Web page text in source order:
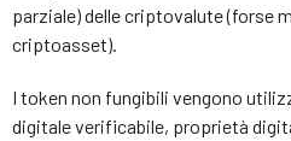
parziale) delle criptovalute (forse
criptoasset).
I token non fungibili vengono
digitale verificabile, proprietà